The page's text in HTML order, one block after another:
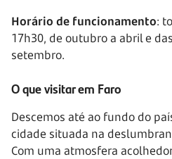
Horário de funcionamento:
17h30, de outubro a abril e
setembro.
O que visitar em Faro
Descemos até ao fundo do
cidade situada na
Com uma atmosfera